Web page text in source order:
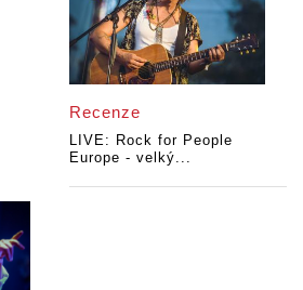
Recenze
LIVE: Rock for People
Europe - velký...